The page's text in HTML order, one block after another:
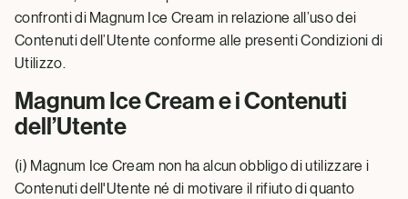
confronti di Magnum Ice Cream in relazione all’uso dei
Contenuti dell’Utente conforme alle presenti Condizioni di
Utilizzo.
Magnum Ice Cream e i Contenuti
dell’Utente
(i) Magnum Ice Cream non ha alcun obbligo di utilizzare i
Contenuti dell'Utente né di motivare il rifiuto di quanto